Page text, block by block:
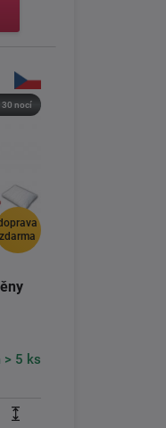
zdarma
30 nocí
> 5 ks